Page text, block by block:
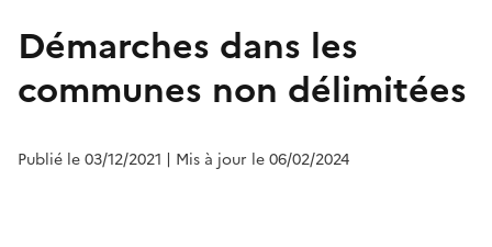
Démarches dans les
communes non délimitées
Publié le 03/12/2021 | Mis à jour le 06/02/2024